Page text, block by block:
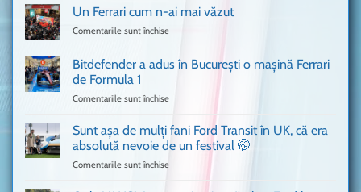
Un Ferrari cum n-ai mai văzut
Comentariile sunt închise
Ferrari
cum
văzut
Bitdefender a adus în București o mașină Ferrari
de Formula 1
Comentariile sunt închise
a
în
Sunt așa de mulți fani Ford Transit în UK, că era
absolută nevoie de un festival 🤭
Comentariile sunt închise